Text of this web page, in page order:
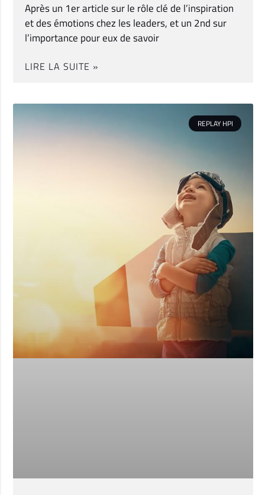
Après un 1er article sur le rôle clé de l’inspiration
et des émotions chez les leaders, et un 2nd sur
l’importance pour eux de savoir
LIRE LA SUITE »
REPLAY HPI